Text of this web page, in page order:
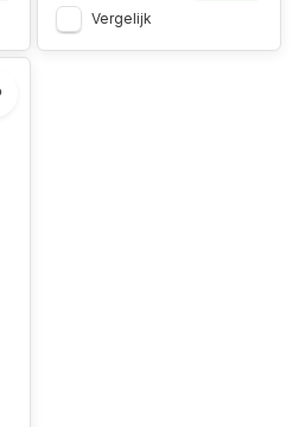
Vergelijk